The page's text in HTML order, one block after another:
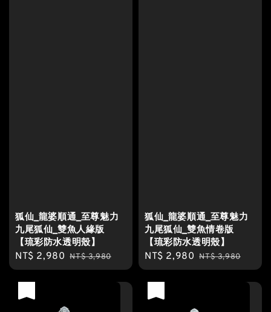
狐仙_龍婆順通_至尊魅力
九尾狐仙_雙魚人緣版
【琉彩防水透明殼】
Sale
price
NT$ 2,980 Regular
price
NT$ 3,980
狐仙_龍婆順通_至尊魅力
九尾狐仙_雙魚情卷版
【琉彩防水透明殼】
Sale
price
NT$ 2,980 Regular
price
NT$ 3,980